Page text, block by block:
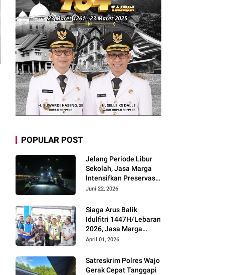
POPULAR POST
Jelang Periode Libur
Sekolah, Jasa Marga
Intensifkan Preservasi
Rutin Jalan Tol untuk
Keamanan dan
Kenyamanan
Perjalanan
Juni 22, 2026
Siaga Arus Balik
Idulfitri 1447H/Lebaran
2026, Jasa Marga
Pastikan Kesiapan
Pemudik Gunakan Rest
Area Alternatif
April 01, 2026
Satreskrim Polres Wajo
Gerak Cepat Tanggapi